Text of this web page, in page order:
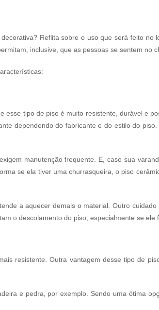
Reflita sobre o uso que será feito no
inclusive, que as pessoas se sentem no
tipo de piso é muito resistente, durável e
dependendo do fabricante e do estilo do
manutenção frequente. E, caso sua
se ela tiver uma churrasqueira, o piso
a aquecer demais o material. Outro
o descolamento do piso, especialmente se ele
resistente. Outra vantagem desse tipo de
e pedra, por exemplo. Sendo uma ótima